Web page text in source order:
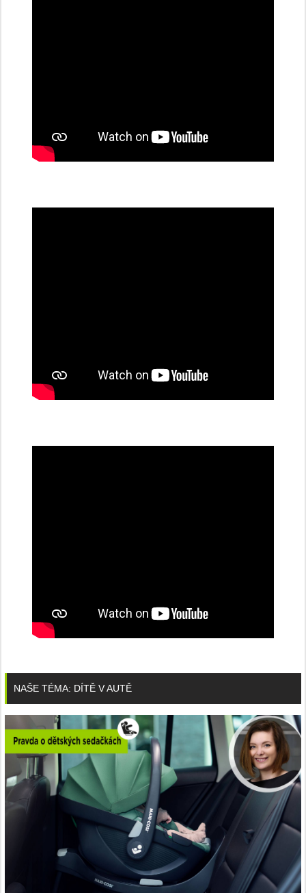
NAŠE TÉMA: DÍTĚ V AUTĚ